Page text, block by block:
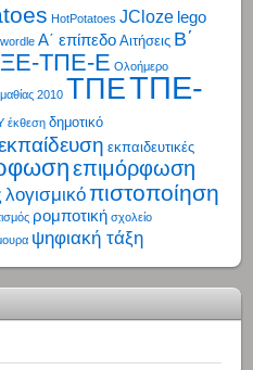
HotPotatoes JCloze lego
wordle Α΄ επίπεδο Αιτήσεις Β΄
ΞΕ-ΤΠΕ-Ε Ολοήμερο
2010 ΤΠΕΤΠΕ-
έκθεση δημοτικό
εκπαιδευτικές
επιμόρφωση
λογισμικόπιστοποίηση
ρομποτική σχολείο
ψηφιακή τάξη